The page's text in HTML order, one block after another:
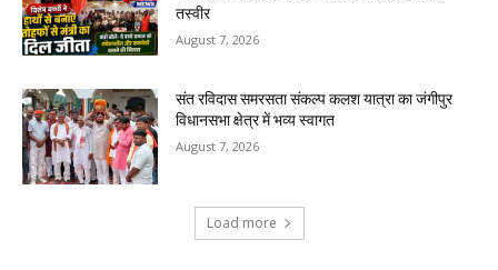
तस्वीर
August 7, 2026
संत रविदास समरसता संकल्प कलश यात्रा का जंगीपुर
विधानसभा क्षेत्र में भव्य स्वागत
August 7, 2026
Load more